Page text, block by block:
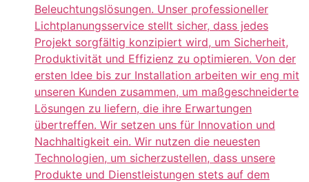
Beleuchtungslösungen. Unser professioneller
Lichtplanungsservice stellt sicher, dass jedes
Projekt sorgfältig konzipiert wird, um Sicherheit,
Produktivität und Effizienz zu optimieren. Von der
ersten Idee bis zur Installation arbeiten wir eng mit
unseren Kunden zusammen, um maßgeschneiderte
Lösungen zu liefern, die ihre Erwartungen
übertreffen. Wir setzen uns für Innovation und
Nachhaltigkeit ein. Wir nutzen die neuesten
Technologien, um sicherzustellen, dass unsere
Produkte und Dienstleistungen stets auf dem